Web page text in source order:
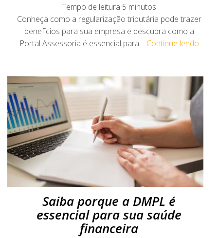
Tempo de leitura 5 minutos
Conheça como a regularização tributária pode trazer
benefícios para sua empresa e descubra como a
Portal Assessoria é essencial para… Continue lendo
Saiba porque a DMPL é
essencial para sua saúde
financeira